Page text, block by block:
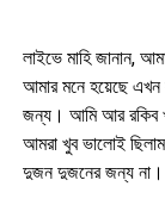
লাইভে মাহি জানান,
আমার মনে হয়েছে এখন
জন্য। আমি আর রকিব
আমরা খুব ভালোই
দুজন দুজনের জন্য না।